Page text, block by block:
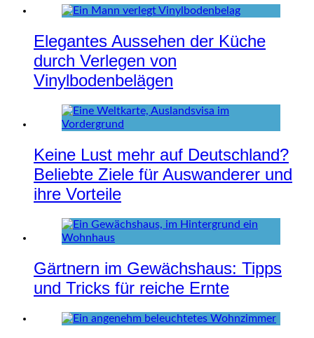
Elegantes Aussehen der Küche
durch Verlegen von
Vinylbodenbelägen
Keine Lust mehr auf Deutschland?
Beliebte Ziele für Auswanderer und
ihre Vorteile
Gärtnern im Gewächshaus: Tipps
und Tricks für reiche Ernte